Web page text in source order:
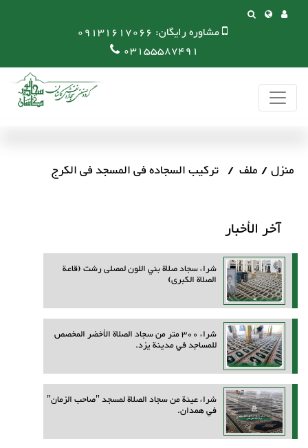
مشاوره رایگان: 09131617066
03155587491
منزل ملف ترکیب السجاده فی المسجد فی الکرج
آخر الأخبار
شراء سجاد صلاة بني اللون لمصلى رشت (قاعة
الصلاة الكبرى)
شراء 300 متر من سجاد الصلاة الأخضر المخصص
للمساجد في مدينة يزد.
شراء عينة من سجاد الصلاة لمسجد "صاحب الزمان"
في همدان.